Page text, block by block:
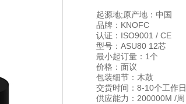
起源地;原产地：中国
品牌：KNOFC
认证：ISO9001 / CE
型号：ASU80 12芯
最小起订量：1个
价格：面议
包装细节：木鼓
交货时间：8-10个工作日
供应能力：200000M /周